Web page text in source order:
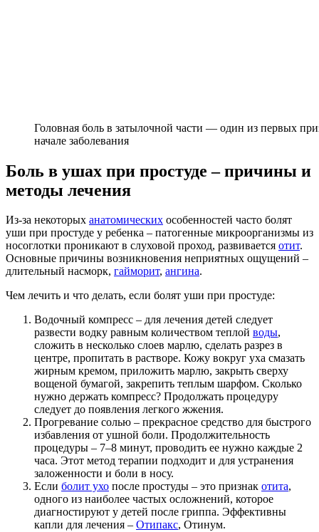
Головная боль в затылочной части — один из первых
начале заболевания
Боль в ушах при простуде – причины и
методы лечения
Из-за некоторых анатомических особенностей часто болят
уши при простуде у ребенка – патогенные микроорганизмы из
носоглотки проникают в слуховой проход, развивается отит.
Основные причины возникновения неприятных ощущений –
длительный насморк, гайморит, ангина.
Чем лечить и что делать, если болят уши при простуде:
Водочный компресс – для лечения детей следует
развести водку равным количеством теплой воды,
сложить в несколько слоев марлю, сделать разрез в
центре, пропитать в растворе. Кожу вокруг уха смазать
жирным кремом, приложить марлю, закрыть сверху
вощеной бумагой, закрепить теплым шарфом. Сколько
нужно держать компресс? Продолжать процедуру
следует до появления легкого жжения.
Прогревание солью – прекрасное средство для быстрого
избавления от ушной боли. Продолжительность
процедуры – 7–8 минут, проводить ее нужно каждые 2
часа. Этот метод терапии подходит и для устранения
заложенности и боли в носу.
Если болит ухо после простуды – это признак отита,
одного из наиболее частых осложнений, которое
диагностируют у детей после гриппа. Эффективны
капли для лечения – Отипакс, Отинум.